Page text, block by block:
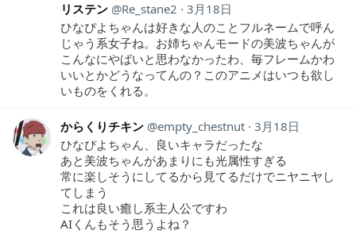
リステン Re_stane2
3月18日
ひなぴよちゃんは好きな人のことフルネームで呼ん
じゃう系女子ね。お姉ちゃんモードの美波ちゃんが
こんなにやばいと思わなかったわ、毎フレームかわ
いいとかどうなってんの？このアニメはいつも欲し
いものをくれる。
からくりチキン empty_chestnut 3月18日
ひなぴよちゃん、良いキャラだったな
あと美波ちゃんがあまりにも光属性すぎる
常に楽しそうにしてるから見てるだけでニヤニヤし
てしまう
これは良い癒し系主人公ですわ
AIくんもそう思うよね？